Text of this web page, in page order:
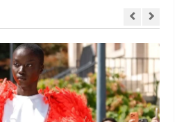
Caixeta assume Movimento
Algodão